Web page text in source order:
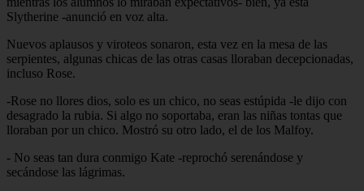
Slytherine -anunció en voz alta.
Nuevos aplausos y viroteos sonaron, esta vez en la mesa de las
serpientes, algunas chicas de las otras casas lloraban decepcionadas,
incluso Rose.
-Rose no llores dios, solo es un chico, no seas estúpida -le dijo con
desagrado la rubia. Si algo no soportaba, eran las niñas tontas que
lloraban por un chico. Mostró su otro lado, el de los Malfoy.
- No seas tan dura conmigo Kate -reprochó serenándose y
secándose las lágrimas.